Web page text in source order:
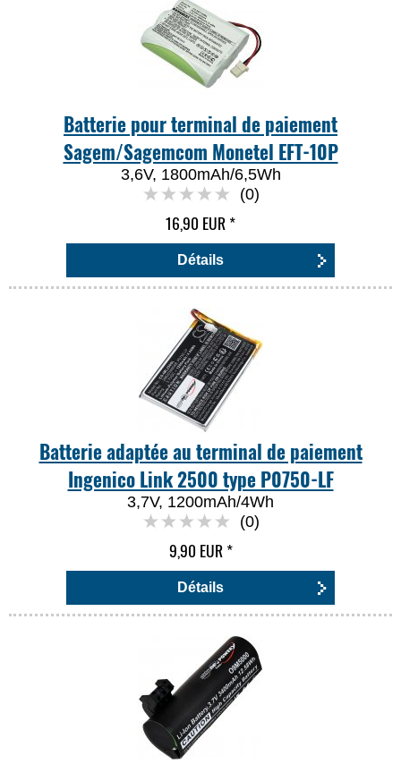
Batterie pour terminal de paiement
Sagem/Sagemcom Monetel EFT-10P
3,6V, 1800mAh/6,5Wh
(0)
16,90 EUR*
Détails
Batterie adaptée au terminal de paiement
Ingenico Link 2500 type P0750-LF
3,7V, 1200mAh/4Wh
(0)
9,90 EUR*
Détails